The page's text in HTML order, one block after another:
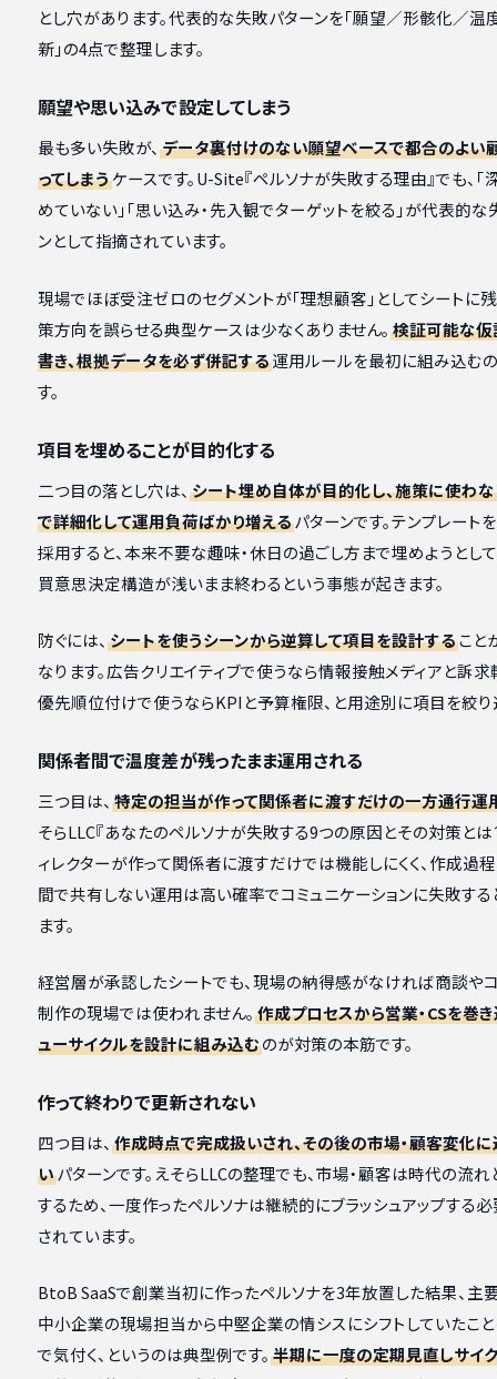
とし穴があります。代表的な失敗パターンを「願望／形骸化／温
新」の4点で整理します。
願望や思い込みで設定してしまう
最も多い失敗が、 データ裏付けのない願望ベースで都合のよい
ってしまうケースです。U-Site『ペルソナが失敗する理由』でも、「
めていない」「思い込み・先入観でターゲットを絞る」が代表的
ンとして指摘されています。
現場でほぼ受注ゼロのセグメントが「理想顧客」としてシートに
策方向を誤らせる典型ケースは少なくありません。 検証可能な
書き、根拠データを必ず併記する運用ルールを最初に組み込む
す。
項目を埋めることが目的化する
二つ目の落とし穴は、 シート埋め自体が目的化し、施策に使わ
で詳細化して運用負荷ばかり増えるパターンです。テンプレート
採用すると、本来不要な趣味・休日の過ごし方まで埋めようとし
買意思決定構造が浅いまま終わるという事態が起きます。
防ぐには、 シートを使うシーンから逆算して項目を設計すること
なります。広告クリエイティブで使うなら情報接触メディアと訴求
優先順位付けで使うならKPIと予算権限、と用途別に項目を絞り
関係者間で温度差が残ったまま運用される
三つ目は、 特定の担当が作って関係者に渡すだけの一方通行運
そらLLC『あなたのペルソナが失敗する9つの原因とその対策とは
ィレクターが作って関係者に渡すだけでは機能しにくく、作成過
間で共有しない運用は高い確率でコミュニケーションに失敗する
ます。
経営層が承認したシートでも、現場の納得感がなければ商談や
制作の現場では使われません。 作成プロセスから営業・CSを巻き
ューサイクルを設計に組み込むのが対策の本筋です。
作って終わりで更新されない
四つ目は、 作成時点で完成扱いされ、その後の市場・顧客変化
いパターンです。えそらLLCの整理でも、市場・顧客は時代の流
するため、一度作ったペルソナは継続的にブラッシュアップする
されています。
BtoB SaaSで創業当初に作ったペルソナを3年放置した結果、主
中小企業の現場担当から中堅企業の情シスにシフトしていたこ
で気付く、というのは典型例です。 半期に一度の定期見直しサイ